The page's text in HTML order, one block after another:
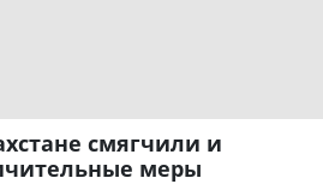
смягчили и
меры